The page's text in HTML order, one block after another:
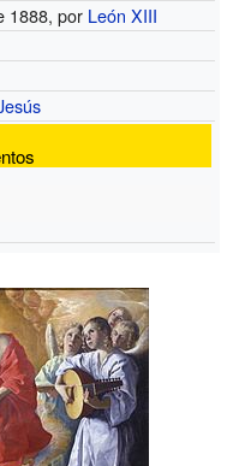
1888, por León XIII